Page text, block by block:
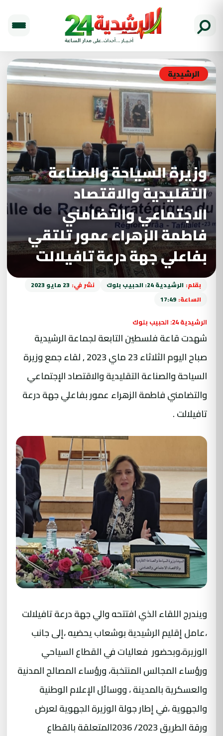
الرشيدية
وزيرة السياحة والصناعة
التقليدية والاقتصاد
الاجتماعي والتضامني
فاطمة الزهراء عمور تلتقي
بفاعلي جهة درعة تافيلالت
بقلم: الرشيدية 24: الحبيب بلوك نشر في: 23 مايو 2023
الساعة: 17:49
الرشيدية 24: الحبيب بلوك
شهدت قاعة فلسطين التابعة لجماعة الرشيدية
صباح اليوم الثلاثاء 23 ماي 2023 , لقاء جمع وزيرة
السياحة والصناعة التقليدية والاقتصاد الإجتماعي
والتضامني فاطمة الزهراء عمور بفاعلي جهة درعة
تافيلالت .
ويندرج اللقاء الذي افتتحه والي جهة درعة تافيلالت
،عامل إقليم الرشيدية بوشعاب يحضيه ،إلى جانب
الوزيرة،وبحضور فعاليات في القطاع السياحي
ورؤساء المجالس المنتخبة، ورؤساء المصالح المدنية
والعسكرية بالمدينة ، ووسائل الإعلام الوطنية
والجهوية ،في إطار جولة الوزيرة الجهوية لعرض
ورقة الطريق 2023/ 2036المتعلقة بالقطاع